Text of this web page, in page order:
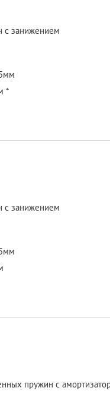
с занижением
*
с занижением
пружин с